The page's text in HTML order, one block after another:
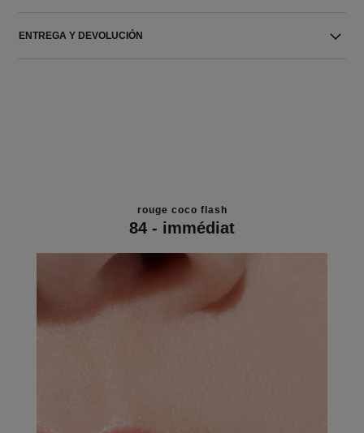
ENTREGA Y DEVOLUCIÓN
rouge coco flash
84 - immédiat